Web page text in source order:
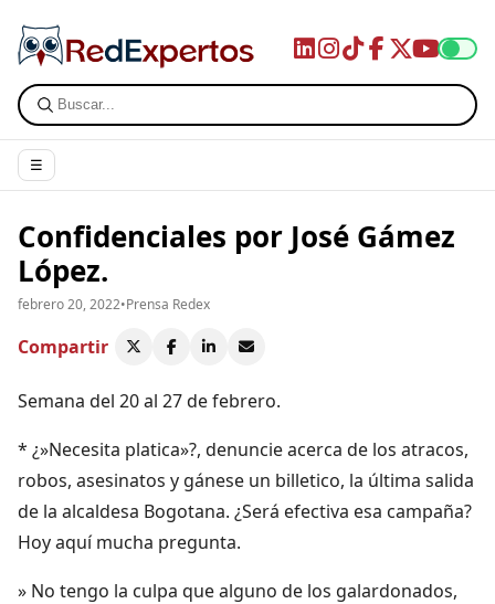
☰
Confidenciales por José Gámez
López.
febrero 20, 2022•Prensa Redex
Compartir
Semana del 20 al 27 de febrero.
* ¿»Necesita platica»?, denuncie acerca de los atracos,
robos, asesinatos y gánese un billetico, la última salida
de la alcaldesa Bogotana. ¿Será efectiva esa campaña?
Hoy aquí mucha pregunta.
» No tengo la culpa que alguno de los galardonados,